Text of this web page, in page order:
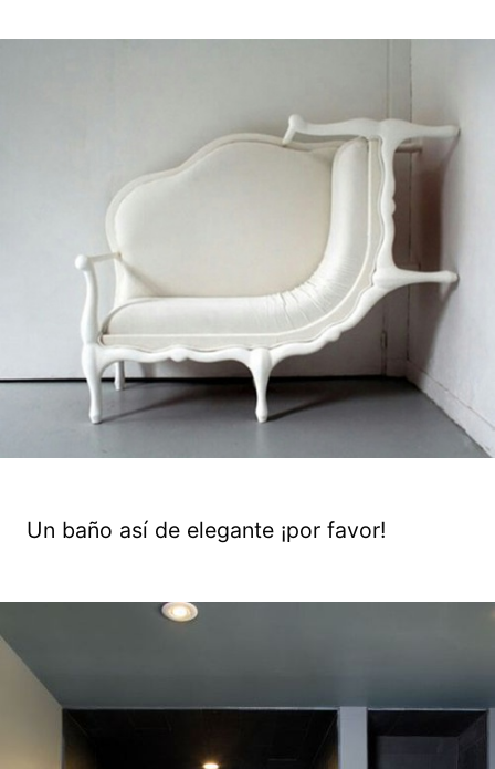
Un baño así de elegante ¡por favor!